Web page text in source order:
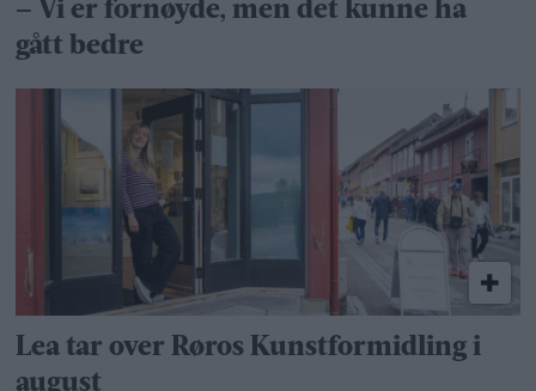
– Vi er fornøyde, men det kunne ha
gått bedre
Lea tar over Røros Kunstformidling i
august